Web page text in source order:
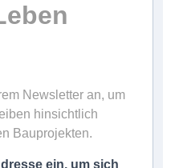
Newsletter an, um
hinsichtlich
Bauprojekten.
ein, um sich